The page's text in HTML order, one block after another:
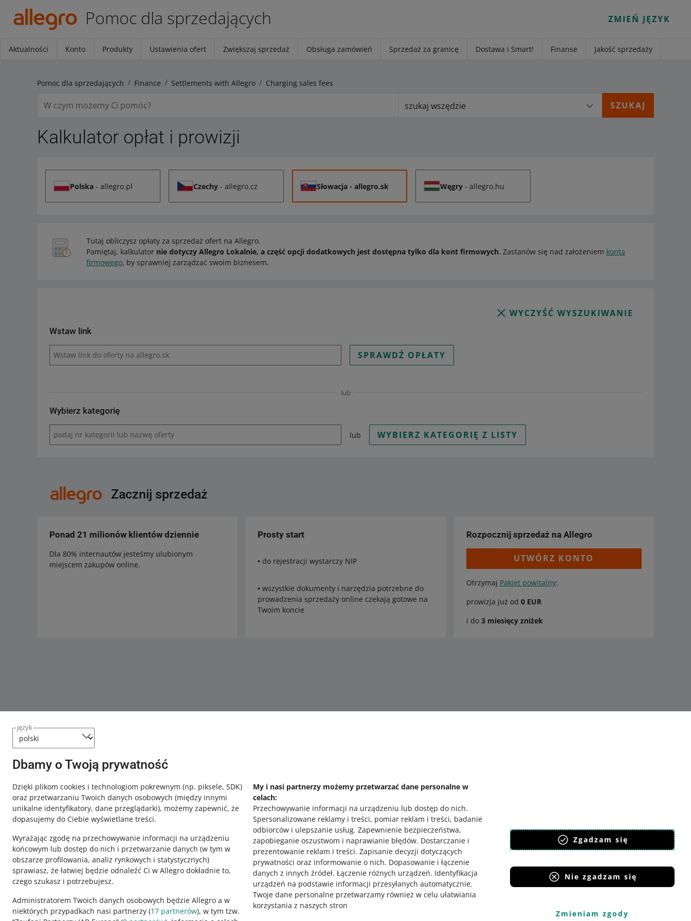
język
Dbamy o Twoją prywatność
Dzięki plikom cookies i technologiom pokrewnym (np. piksele, SDK)
oraz przetwarzaniu Twoich danych osobowych (między innymi
unikalne identyfikatory, dane przeglądarki), możemy zapewnić, że
dopasujemy do Ciebie wyświetlane treści.
Wyrażając zgodę na przechowywanie informacji na urządzeniu
końcowym lub dostęp do nich i przetwarzanie danych (w tym w
obszarze profilowania, analiz rynkowych i statystycznych)
sprawiasz, że łatwiej będzie odnaleźć Ci w Allegro dokładnie to,
czego szukasz i potrzebujesz.
Administratorem Twoich danych osobowych będzie Allegro a w
niektórych przypadkach nasi partnerzy (17 partnerów), w tym tzw.
My i nasi partnerzy możemy przetwarzać dane personalne w
celach:
Przechowywanie informacji na urządzeniu lub dostęp do nich.
Spersonalizowane reklamy i treści, pomiar reklam i treści, badanie
odbiorców i ulepszanie usług. Zapewnienie bezpieczeństwa,
zapobieganie oszustwom i naprawianie błędów. Dostarczanie i
prezentowanie reklam i treści. Zapisanie decyzji dotyczących
prywatności oraz informowanie o nich. Dopasowanie i łączenie
danych z innych źródeł. Łączenie różnych urządzeń. Identyfikacja
urządzeń na podstawie informacji przesyłanych automatycznie.
Twoje dane personalne przetwarzamy również w celu ułatwiania
korzystania z naszych stron
Zgadzam się
Nie zgadzam się
Zmieniam zgody
Pomoc dla sprzedających ZMIEŃ JĘZYK
Aktualności Konto Produkty Ustawienia ofert Zwiększaj sprzedaż Obsługa zamówień Sprzedaż za granicę Dostawa i Smart! Finanse Jakość sprzedaży
Pomoc dla sprzedających Finance Settlements with Allegro Charging sales fees
szukaj wszędzie
Kalkulator opłat i prowizji
Polska - allegro.pl Czechy - allegro.cz Słowacja - allegro.sk Węgry - allegro.hu
Tutaj obliczysz opłaty za sprzedaż ofert na Allegro.
Pamiętaj, kalkulator nie dotyczy Allegro Lokalnie, a część opcji dodatkowych jest dostępna tylko dla kont firmowych. Zastanów się nad założeniem konta
firmowego, by sprawniej zarządzać swoim biznesem.
WYCZYŚĆ WYSZUKIWANIE
Wstaw link
Wstaw link do oferty na allegro.sk SPRAWDŹ OPŁATY
lub
Wybierz kategorię
podaj nr kategorii lub nazwę oferty lub WYBIERZ KATEGORIĘ Z LISTY
Zacznij sprzedaż
Ponad 21 milionów klientów dziennie
Dla 80% internautów jesteśmy ulubionym
miejscem zakupów online.
Prosty start
• do rejestracji wystarczy NIP
• wszystkie dokumenty i narzędzia potrzebne do
prowadzenia sprzedaży online czekają gotowe na
Twoim koncie
Rozpocznij sprzedaż na Allegro
UTWÓRZ KONTO
Otrzymaj Pakiet powitalny:
prowizja już od 0 EUR
i do 3 miesięcy zniżek
Ta strona jest też dostępna w innych językach
o allegro.pl
polski
čeština
English
slovenčina
magyar
o allegro.cz
polski
English
slovenčina
magyar
o allegro.sk
polski
čeština
English
slovenčina
magyar
English
magyar